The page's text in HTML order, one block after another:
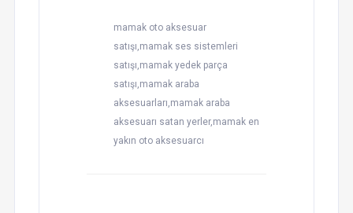
mamak oto aksesuar
satışı,mamak ses sistemleri
satışı,mamak yedek parça
satışı,mamak araba
aksesuarları,mamak araba
aksesuarı satan yerler,mamak en
yakın oto aksesuarcı